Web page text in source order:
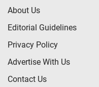
About Us
Editorial Guidelines
Privacy Policy
Advertise With Us
Contact Us